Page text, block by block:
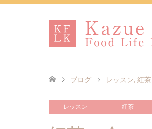
ブログ レッスン, 紅茶
レッスン 紅茶